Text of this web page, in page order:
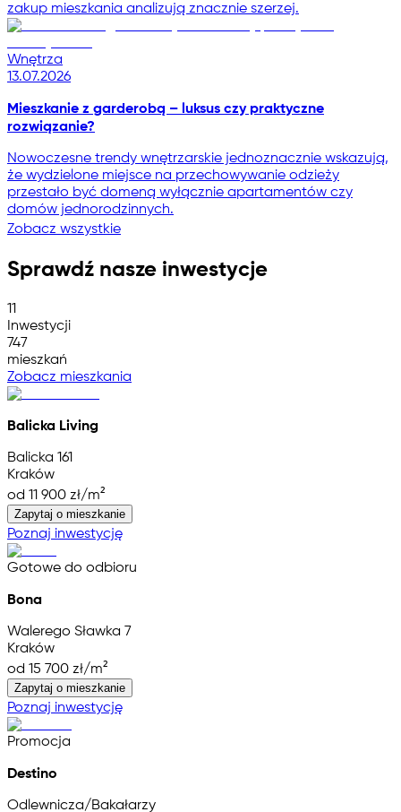
zakup mieszkania analizują znacznie szerzej.
Wnętrza
13.07.2026
Mieszkanie z garderobą – luksus czy praktyczne
rozwiązanie?
Nowoczesne trendy wnętrzarskie jednoznacznie wskazują,
że wydzielone miejsce na przechowywanie odzieży
przestało być domeną wyłącznie apartamentów czy
domów jednorodzinnych.
Zobacz wszystkie
Sprawdź nasze inwestycje
11
Inwestycji
747
mieszkań
Zobacz mieszkania
Balicka Living
Balicka 161
Kraków
od 11 900 zł/m²
Zapytaj o mieszkanie
Poznaj inwestycję
Gotowe do odbioru
Bona
Walerego Sławka 7
Kraków
od 15 700 zł/m²
Zapytaj o mieszkanie
Poznaj inwestycję
Promocja
Destino
Odlewnicza/Bakałarzy